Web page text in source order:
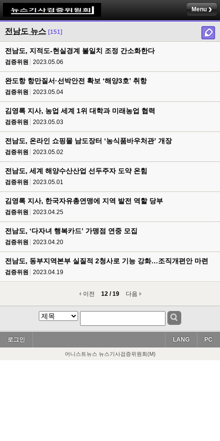
Menu
전남도 뉴스 [151]
전남도, 지적도-현실경계 불일치 조정 간소화한다
검증위원 2023.05.06
완도항 항만질서·선박안전 확보 ‘해양3호’ 취항
검증위원 2023.05.04
김영록 지사, 농업 세계 1위 대학과 미래농업 협력
검증위원 2023.05.03
전남도, 온라인 쇼핑몰 남도장터 ‘농식품바우처관’ 개장
검증위원 2023.05.02
전남도, 세계 해양수산산업 선두주자 도약 온힘
검증위원 2023.05.01
김영록 지사, 한국자유총연맹에 지역 발전 역할 당부
검증위원 2023.04.25
전남도, ‘다자녀 행복카드’ 가맹점 연중 모집
검증위원 2023.04.20
전남도, 동부지역본부 실질적 2청사로 기능 강화…조직개편안 마련
검증위원 2023.04.19
이전 12 / 19 다음
로그인 PC
LANG
어니스트뉴스 뉴스기사검증위원회(M)